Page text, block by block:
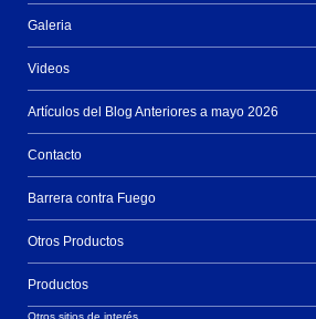
Galeria
Videos
Artículos del Blog Anteriores a mayo 2026
Contacto
Barrera contra Fuego
Otros Productos
Productos
Otros sitios de interés